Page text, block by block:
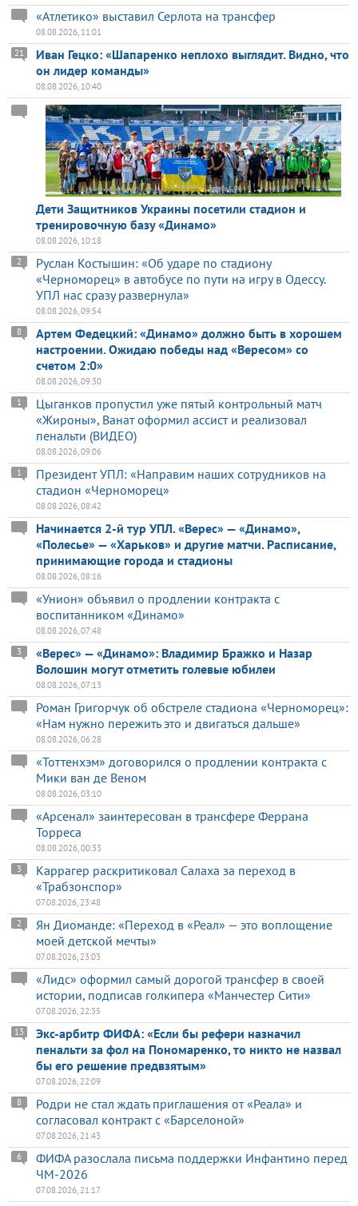
«Атлетико» выставил Серлота на трансфер
08.08.2026, 11:01
Иван Гецко: «Шапаренко неплохо выглядит. Видно, что
он лидер команды»
21
08.08.2026, 10:40
Дети Защитников Украины посетили стадион и
тренировочную базу «Динамо»
08.08.2026, 10:18
Руслан Костышин: «Об ударе по стадиону
«Черноморец» в автобусе по пути на игру в Одессу.
УПЛ нас сразу развернула»
2
08.08.2026, 09:54
Артем Федецкий: «Динамо» должно быть в хорошем
настроении. Ожидаю победы над «Вересом» со
счетом 2:0»
8
08.08.2026, 09:30
Цыганков пропустил уже пятый контрольный матч
«Жироны», Ванат оформил ассист и реализовал
пенальти (ВИДЕО)
1
08.08.2026, 09:06
Президент УПЛ: «Направим наших сотрудников на
стадион «Черноморец»
1
08.08.2026, 08:42
Начинается 2-й тур УПЛ. «Верес» — «Динамо»,
«Полесье» — «Харьков» и другие матчи. Расписание,
принимающие города и стадионы
08.08.2026, 08:16
«Унион» объявил о продлении контракта с
воспитанником «Динамо»
08.08.2026, 07:48
«Верес» — «Динамо»: Владимир Бражко и Назар
Волошин могут отметить голевые юбилеи
3
08.08.2026, 07:13
Роман Григорчук об обстреле стадиона «Черноморец»:
«Нам нужно пережить это и двигаться дальше»
08.08.2026, 06:28
«Тоттенхэм» договорился о продлении контракта с
Мики ван де Веном
08.08.2026, 03:10
«Арсенал» заинтересован в трансфере Феррана
Торреса
08.08.2026, 00:33
Каррагер раскритиковал Салаха за переход в
«Трабзонспор»
3
07.08.2026, 23:48
Ян Диоманде: «Переход в «Реал» — это воплощение
моей детской мечты»
2
07.08.2026, 23:03
«Лидс» оформил самый дорогой трансфер в своей
истории, подписав голкипера «Манчестер Сити»
07.08.2026, 22:35
Экс-арбитр ФИФА: «Если бы рефери назначил
пенальти за фол на Пономаренко, то никто не назвал
бы его решение предвзятым»
13
07.08.2026, 22:09
Родри не стал ждать приглашения от «Реала» и
согласовал контракт с «Барселоной»
8
07.08.2026, 21:43
ФИФА разослала письма поддержки Инфантино перед
ЧМ-2026
6
07.08.2026, 21:17